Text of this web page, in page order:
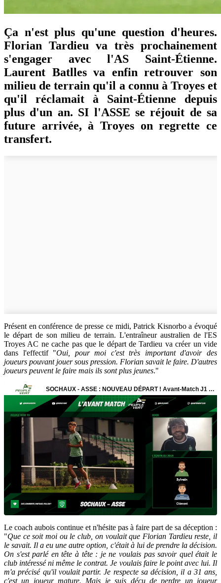
Ça n'est plus qu'une question d'heures.
Florian Tardieu va très prochainement
s'engager avec l'AS Saint-Étienne.
Laurent Batlles va enfin retrouver son
milieu de terrain qu'il a connu à Troyes et
qu'il réclamait à Saint-Étienne depuis
plus d'un an. SI l'ASSE se réjouit de sa
future arrivée, à Troyes on regrette ce
transfert.
Présent en conférence de presse ce midi, Patrick Kisnorbo a évoqué
le départ de son milieu de terrain. L'entraîneur australien de l'ES
Troyes AC ne cache pas que le départ de Tardieu va créer un vide
dans l'effectif "Oui, pour moi c'est très important d'avoir des
joueurs pouvant jouer sous pression. Florian savait le faire. D'autres
joueurs peuvent le faire mais ils sont plus jeunes."
Le coach aubois continue et n'hésite pas à faire part de sa déception :
"Que ce soit moi ou le club, on voulait que Florian Tardieu reste, il
le savait. Il a eu une autre option, c'était à lui de prendre la décision.
On s'est parlé en tête à tête : je ne voulais pas savoir quel était le
club intéressé ni même le contrat. Je voulais faire le point avec lui. Il
m'a précisé qu'il voulait partir. Je respecte sa décision, il a 31 ans,
c'est un joueur mature. Mais je suis déçu de perdre un joueur